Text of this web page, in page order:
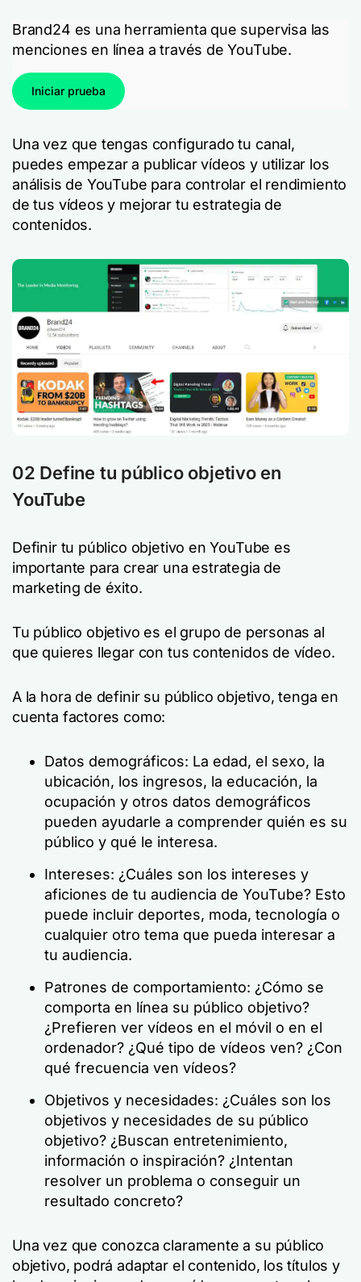
Brand24 es una herramienta que supervisa las
menciones en línea a través de YouTube.
Iniciar prueba
Una vez que tengas configurado tu canal,
puedes empezar a publicar vídeos y utilizar los
análisis de YouTube para controlar el rendimiento
de tus vídeos y mejorar tu estrategia de
contenidos.
02 Define tu público objetivo en
YouTube
Definir tu público objetivo en YouTube es
importante para crear una estrategia de
marketing de éxito.
Tu público objetivo es el grupo de personas al
que quieres llegar con tus contenidos de vídeo.
A la hora de definir su público objetivo, tenga en
cuenta factores como:
Datos demográficos: La edad, el sexo, la
ubicación, los ingresos, la educación, la
ocupación y otros datos demográficos
pueden ayudarle a comprender quién es su
público y qué le interesa.
Intereses: ¿Cuáles son los intereses y
aficiones de tu audiencia de YouTube? Esto
puede incluir deportes, moda, tecnología o
cualquier otro tema que pueda interesar a
tu audiencia.
Patrones de comportamiento: ¿Cómo se
comporta en línea su público objetivo?
¿Prefieren ver vídeos en el móvil o en el
ordenador? ¿Qué tipo de vídeos ven? ¿Con
qué frecuencia ven vídeos?
Objetivos y necesidades: ¿Cuáles son los
objetivos y necesidades de su público
objetivo? ¿Buscan entretenimiento,
información o inspiración? ¿Intentan
resolver un problema o conseguir un
resultado concreto?
Una vez que conozca claramente a su público
objetivo, podrá adaptar el contenido, los títulos y